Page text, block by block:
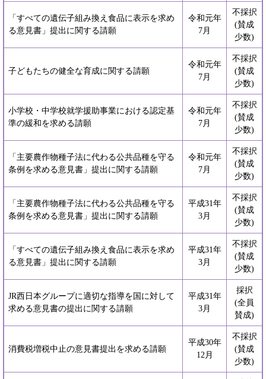
「すべての遺伝子組み換え食品に表示を求め
る意見書」提出に関する請願
令和元年
7月
不採択
(賛成
少数)
子どもたちの健全な育成に関する請願
令和元年
7月
不採択
(賛成
少数)
小学校・中学校就学援助事業における認定基
準の緩和を求める請願
令和元年
7月
不採択
(賛成
少数)
「主要農作物種子法に代わる公共品種を守る
条例を求める意見書」提出に関する請願
令和元年
7月
不採択
(賛成
少数)
「主要農作物種子法に代わる公共品種を守る
条例を求める意見書」提出に関する請願
平成31年
3月
不採択
(賛成
少数)
「すべての遺伝子組み換え食品に表示を求め
る意見書」提出に関する請願
平成31年
3月
不採択
(賛成
少数)
JR西日本グループに適切な指導を国に対して
求める意見書の提出に関する請願
平成31年
3月
採択
(全員
賛成)
消費税増税中止の意見書提出を求める請願
平成30年
12月
不採択
(賛成
少数)